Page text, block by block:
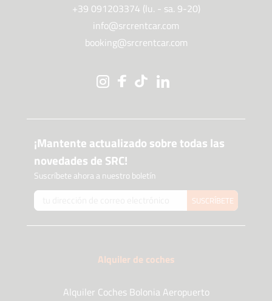
+39 091203374 (lu. - sa. 9-20)
info@srcrentcar.com
booking@srcrentcar.com
¡Mantente actualizado sobre todas las
novedades de SRC!
Suscríbete ahora a nuestro boletín
SUSCRÍBETE
Alquiler de coches
Alquiler Coches Bolonia Aeropuerto